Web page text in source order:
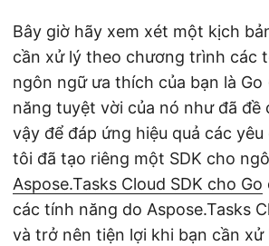
Bây giờ hãy xem xét một kịch
cần xử lý theo chương trình các
ngôn ngữ ưa thích của bạn là
năng tuyệt vời của nó như đã đề
vậy để đáp ứng hiệu quả các yêu
tôi đã tạo riêng một SDK cho
Aspose.Tasks Cloud SDK cho Go
các tính năng do Aspose.Tasks
và trở nên tiện lợi khi bạn cần xử